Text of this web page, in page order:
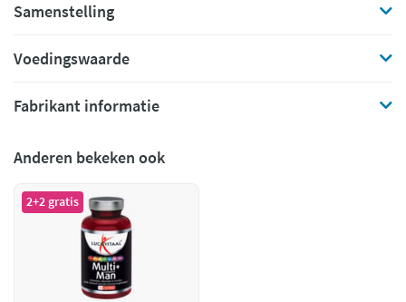
Samenstelling
Voedingswaarde
Fabrikant informatie
Anderen bekeken ook
2+2 gratis